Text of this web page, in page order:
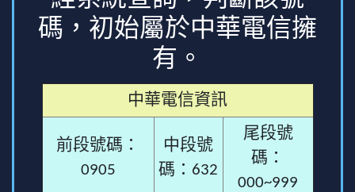
碼，初始屬於中華電信擁
有。
中華電信資訊
前段號碼：
0905
中段號
碼：632
尾段號
碼：
000~999